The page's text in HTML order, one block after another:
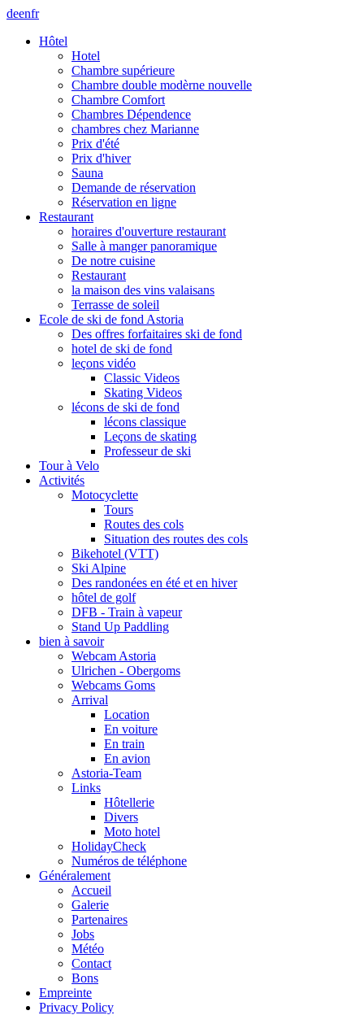
deenfr
Hôtel
Hotel
Chambre supérieure
Chambre double modèrne nouvelle
Chambre Comfort
Chambres Dépendence
chambres chez Marianne
Prix d'été
Prix d'hiver
Sauna
Demande de réservation
Réservation en ligne
Restaurant
horaires d'ouverture restaurant
Salle à manger panoramique
De notre cuisine
Restaurant
la maison des vins valaisans
Terrasse de soleil
Ecole de ski de fond Astoria
Des offres forfaitaires ski de fond
hotel de ski de fond
leçons vidéo
Classic Videos
Skating Videos
lécons de ski de fond
lécons classique
Leçons de skating
Professeur de ski
Tour à Velo
Activités
Motocyclette
Tours
Routes des cols
Situation des routes des cols
Bikehotel (VTT)
Ski Alpine
Des randonées en été et en hiver
hôtel de golf
DFB - Train à vapeur
Stand Up Paddling
bien à savoir
Webcam Astoria
Ulrichen - Obergoms
Webcams Goms
Arrival
Location
En voiture
En train
En avion
Astoria-Team
Links
Hôtellerie
Divers
Moto hotel
HolidayCheck
Numéros de téléphone
Généralement
Accueil
Galerie
Partenaires
Jobs
Météo
Contact
Bons
Empreinte
Privacy Policy